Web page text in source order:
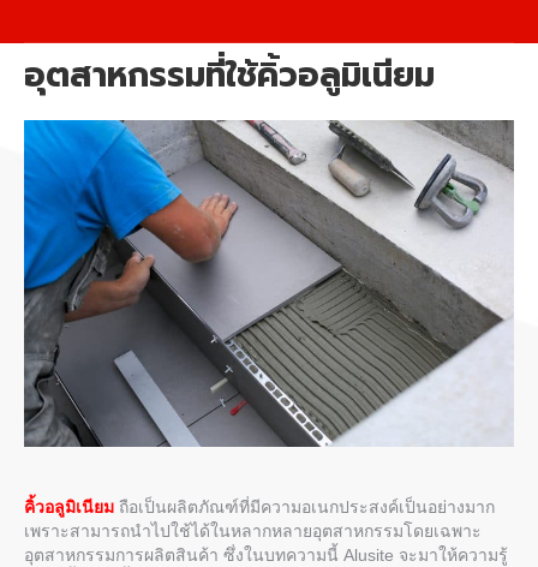
อุตสาหกรรมที่ใช้คิ้วอลูมิเนียม
คิ้วอลูมิเนียม ถือเป็นผลิตภัณฑ์ที่มีความอเนกประสงค์เป็นอย่างมาก
เพราะสามารถนำไปใช้ได้ในหลากหลายอุตสาหกรรมโดยเฉพาะ
อุตสาหกรรมการผลิตสินค้า ซึ่งในบทความนี้ Alusite จะมาให้ความรู้